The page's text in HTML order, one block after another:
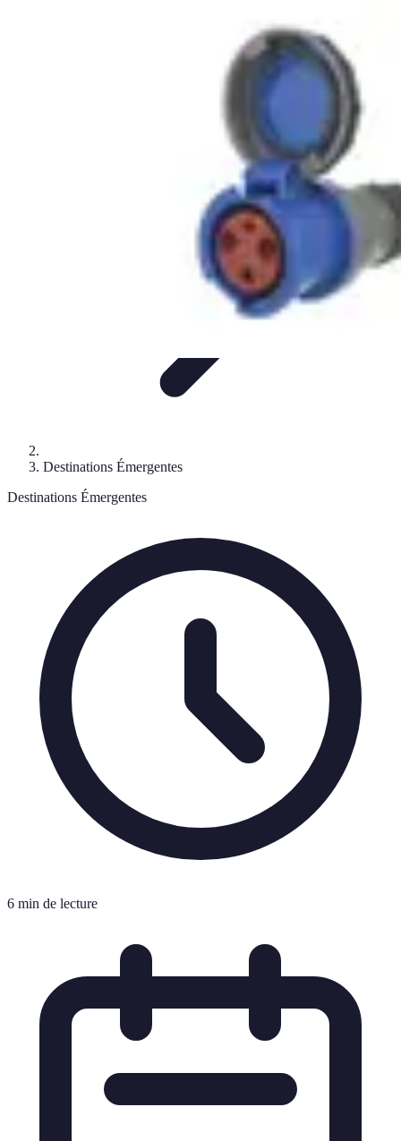
Plages et ÎlesDestinations
Destinations Émergentes
Destinations Émergentes
6 min de lecture